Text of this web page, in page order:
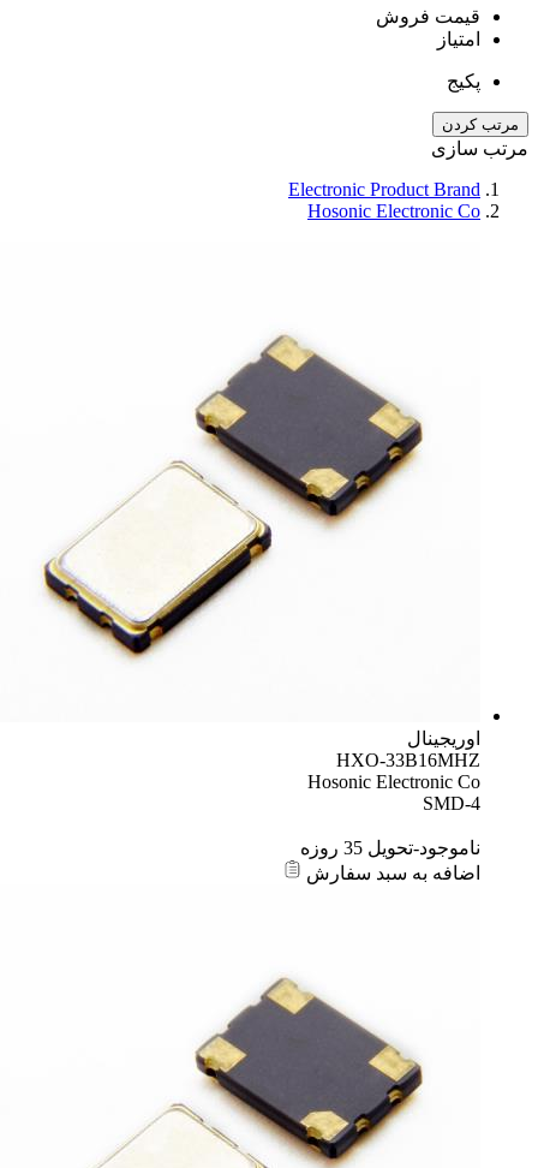
قیمت فروش
امتیاز
پکیج
مرتب کردن
مرتب سازی
Electronic Product Brand
Hosonic Electronic Co
اوریجینال
HXO-33B16MHZ
Hosonic Electronic Co
SMD-4
ناموجود-تحویل 35 روزه
اضافه به سبد سفارش